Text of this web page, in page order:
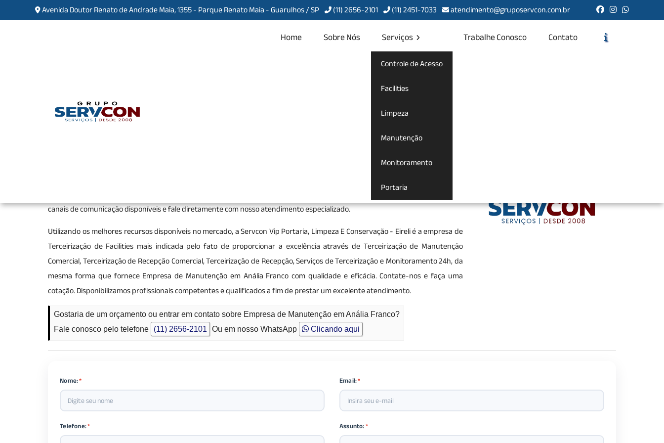
Avenida Doutor Renato de Andrade Maia, 1355 - Parque Renato Maia - Guarulhos / SP (11) 2656-2101 (11) 2451-7033 atendimento@gruposervcon.com.br
Home Sobre Nós Serviços
Controle de Acesso
Facilities
Limpeza
Manutenção
Monitoramento
Portaria
Trabalhe Conosco Contato
Home»Informações»Empresa de Manutenção em Anália Franco
segurança, encontrou o lugar certo. Seja bem-vindo a Servcon Portaria, Limpeza e Conservação, uma empresa especializada na
para nossos clientes. Quer saber mais? Continue navegando em nosso site para conhecer mais soluções. Se preferir, utilize os
canais de comunicação disponíveis e fale diretamente com nosso atendimento especializado.
Utilizando os melhores recursos disponíveis no mercado, a Servcon Vip Portaria, Limpeza E Conservação - Eireli é a empresa de
Terceirização de Facilities mais indicada pelo fato de proporcionar a excelência através de Terceirização de Manutenção
Comercial, Terceirização de Recepção Comercial, Terceirização de Recepção, Serviços de Terceirização e Monitoramento 24h, da
mesma forma que fornece Empresa de Manutenção em Anália Franco com qualidade e eficácia. Contate-nos e faça uma
cotação. Disponibilizamos profissionais competentes e qualificados a fim de prestar um excelente atendimento.
Gostaria de um orçamento ou entrar em contato sobre Empresa de Manutenção em Anália Franco?
Fale conosco pelo telefone
(11) 2656-2101 Ou em nosso WhatsApp Clicando aqui
Nome:* Email:*
Telefone:* Assunto:*